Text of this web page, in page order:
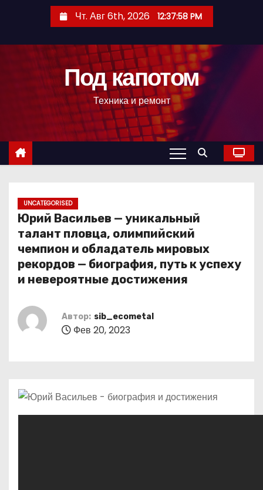
с
Чт. Авг 6th, 2026 12:37:59 PM
Под капотом
Техника и ремонт
UNCATEGORISED
Юрий Васильев — уникальный
талант пловца, олимпийский
чемпион и обладатель мировых
рекордов — биография, путь к успеху
и невероятные достижения
Автор: sib_ecometal
Фев 20, 2023